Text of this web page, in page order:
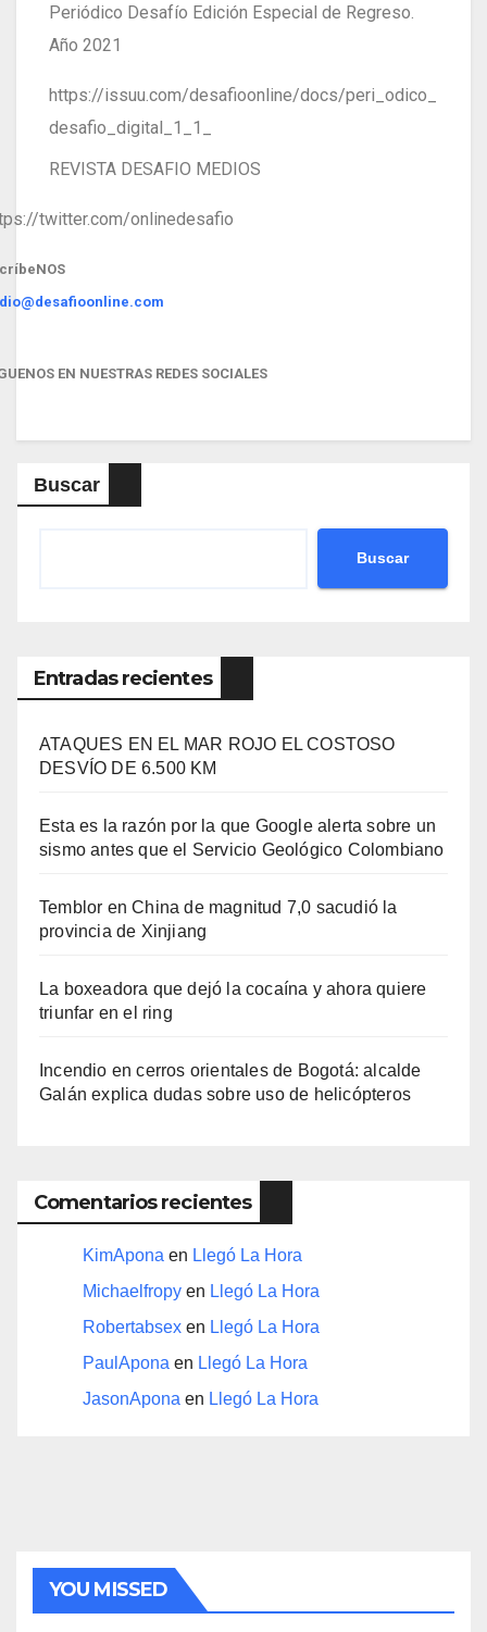
Periódico Desafío Edición Especial de Regreso.
Año 2021
https://issuu.com/desafioonline/docs/peri_odico_
desafio_digital_1_1_
REVISTA DESAFIO MEDIOS
twitter.com/onlinedesafio
NOS
EN NUESTRAS REDES SOCIALES
Buscar
Buscar
Entradas recientes
ATAQUES EN EL MAR ROJO EL COSTOSO
DESVÍO DE 6.500 KM
Esta es la razón por la que Google alerta sobre un
sismo antes que el Servicio Geológico Colombiano
Temblor en China de magnitud 7,0 sacudió la
provincia de Xinjiang
La boxeadora que dejó la cocaína y ahora quiere
triunfar en el ring​
Incendio en cerros orientales de Bogotá: alcalde
Galán explica dudas sobre uso de helicópteros
Comentarios recientes
KimApona en Llegó La Hora
Michaelfropy en Llegó La Hora
Robertabsex en Llegó La Hora
PaulApona en Llegó La Hora
JasonApona en Llegó La Hora
YOU MISSED